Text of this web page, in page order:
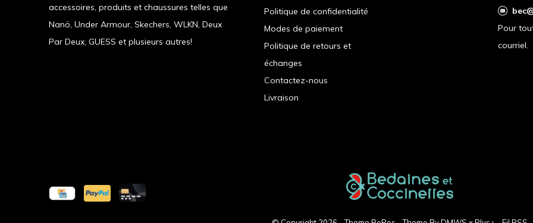
accessoires, produits et chaussures telles que
Nanö, Under Armour, Skechers, WLKN, Deux
Par Deux, GUESS et plusieurs autres!
Politique de confidentialité
Modes de paiement
Politique de retours et
échanges
Contactez-nous
Livraison
Pour
courriel.